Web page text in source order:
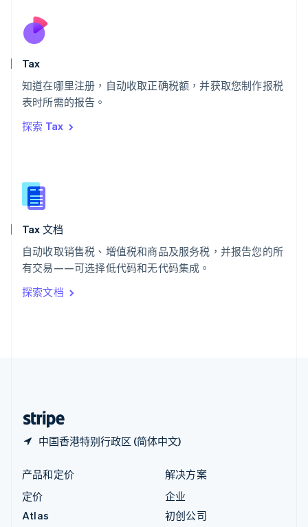
Tax
知道在哪里注册，自动收取正确税额，并获取您制作报税
表时所需的报告。
探索 Tax
Tax 文档
自动收取销售税、增值税和商品及服务税，并报告您的所
有交易——可选择低代码和无代码集成。
探索文档
中国香港特别行政区 (简体中文)
English
斯洛伐克
泰国
ไทยEnglish
English
English
新西兰
匈牙利
意大利
ItalianoEnglish
印度
English
产品和定价
定价
Atlas
解决方案
企业
初创公司